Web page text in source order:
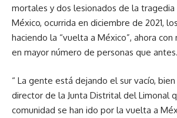
mortales y dos lesionados de la tragedia
México, ocurrida en diciembre de 2021,
haciendo la “vuelta a México”, ahora con
en mayor número de personas que antes.
“ La gente está dejando el sur vacío,
director de la Junta Distrital del Limonal
comunidad se han ido por la vuelta a